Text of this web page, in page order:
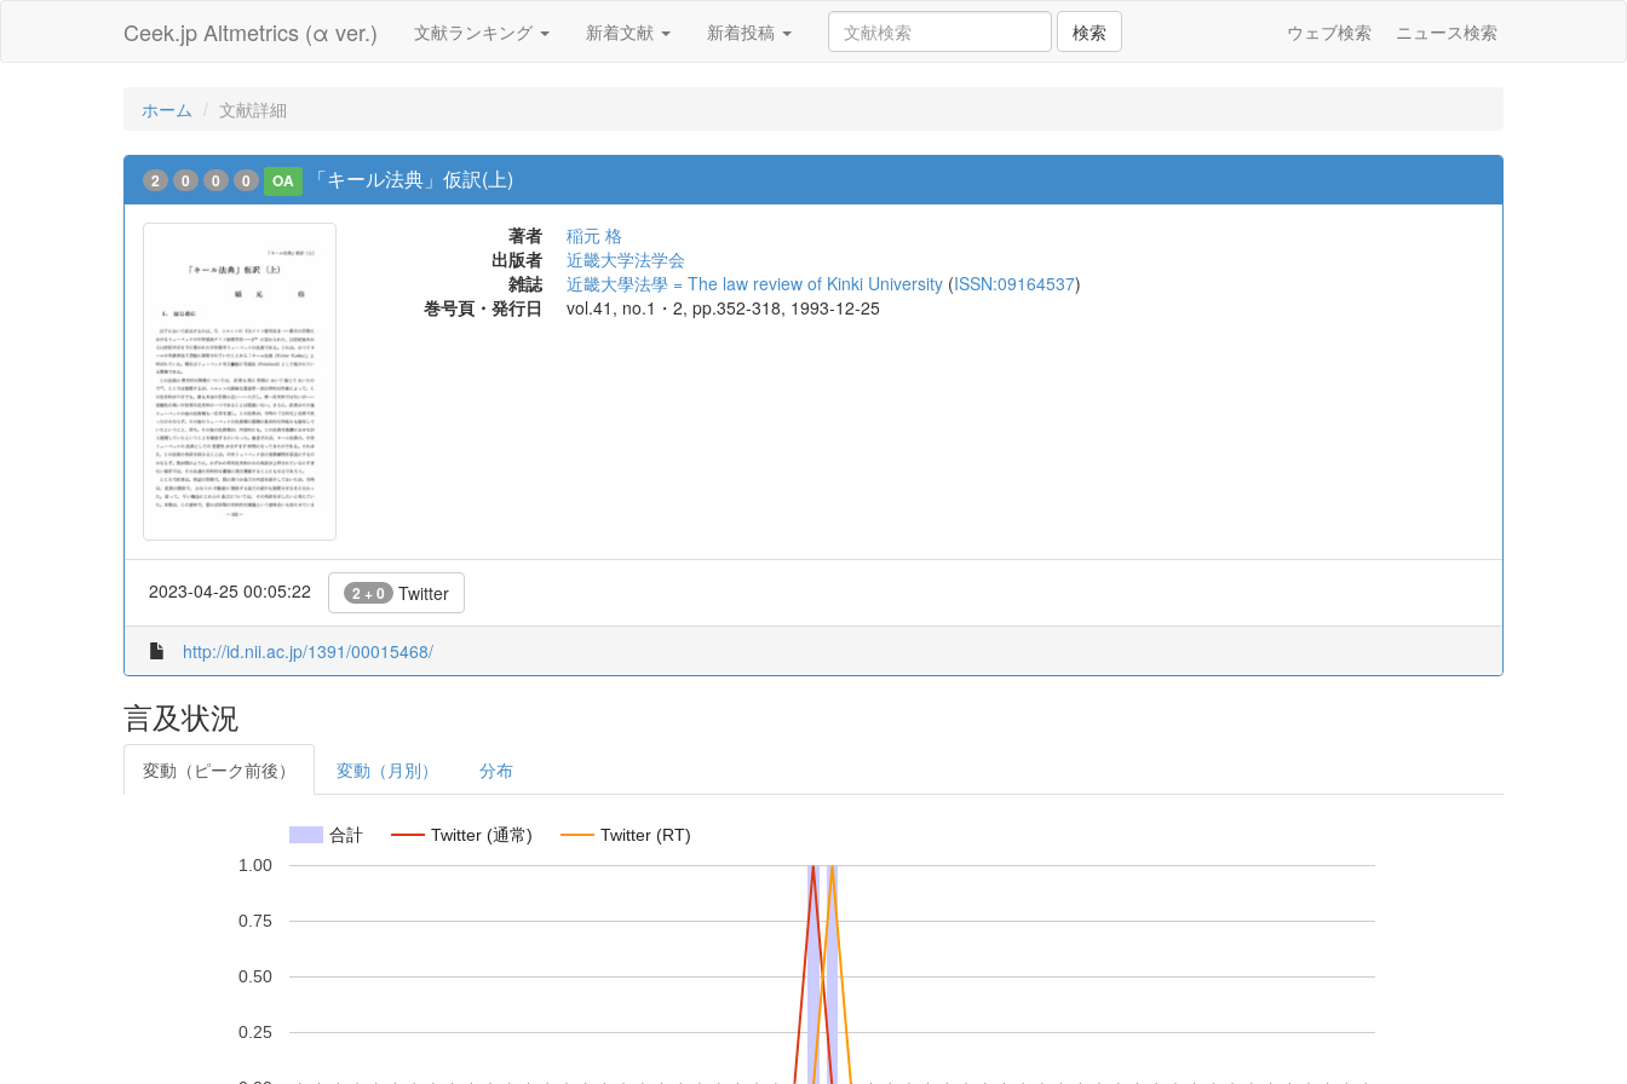
Ceek.jp Altmetrics (α ver.) 文献ランキング 新着文献 新着投稿 検索 ウェブ検索 ニュース検索
ホーム 文献詳細
2 0 0 0 OA 「キール法典」仮訳(上)
著者
稲元 格
出版者
近畿大学法学会
雑誌
近畿大學法學 = The law review of Kinki University (ISSN:09164537)
巻号頁・発行日
vol.41, no.1・2, pp.352-318, 1993-12-25
2023-04-25 00:05:22 2 + 0 Twitter
http://id.nii.ac.jp/1391/00015468/
言及状況
変動（ピーク前後） 変動（月別） 分布
合計 Twitter (通常) Twitter (RT)
0.25
0.50
0.75
1.00